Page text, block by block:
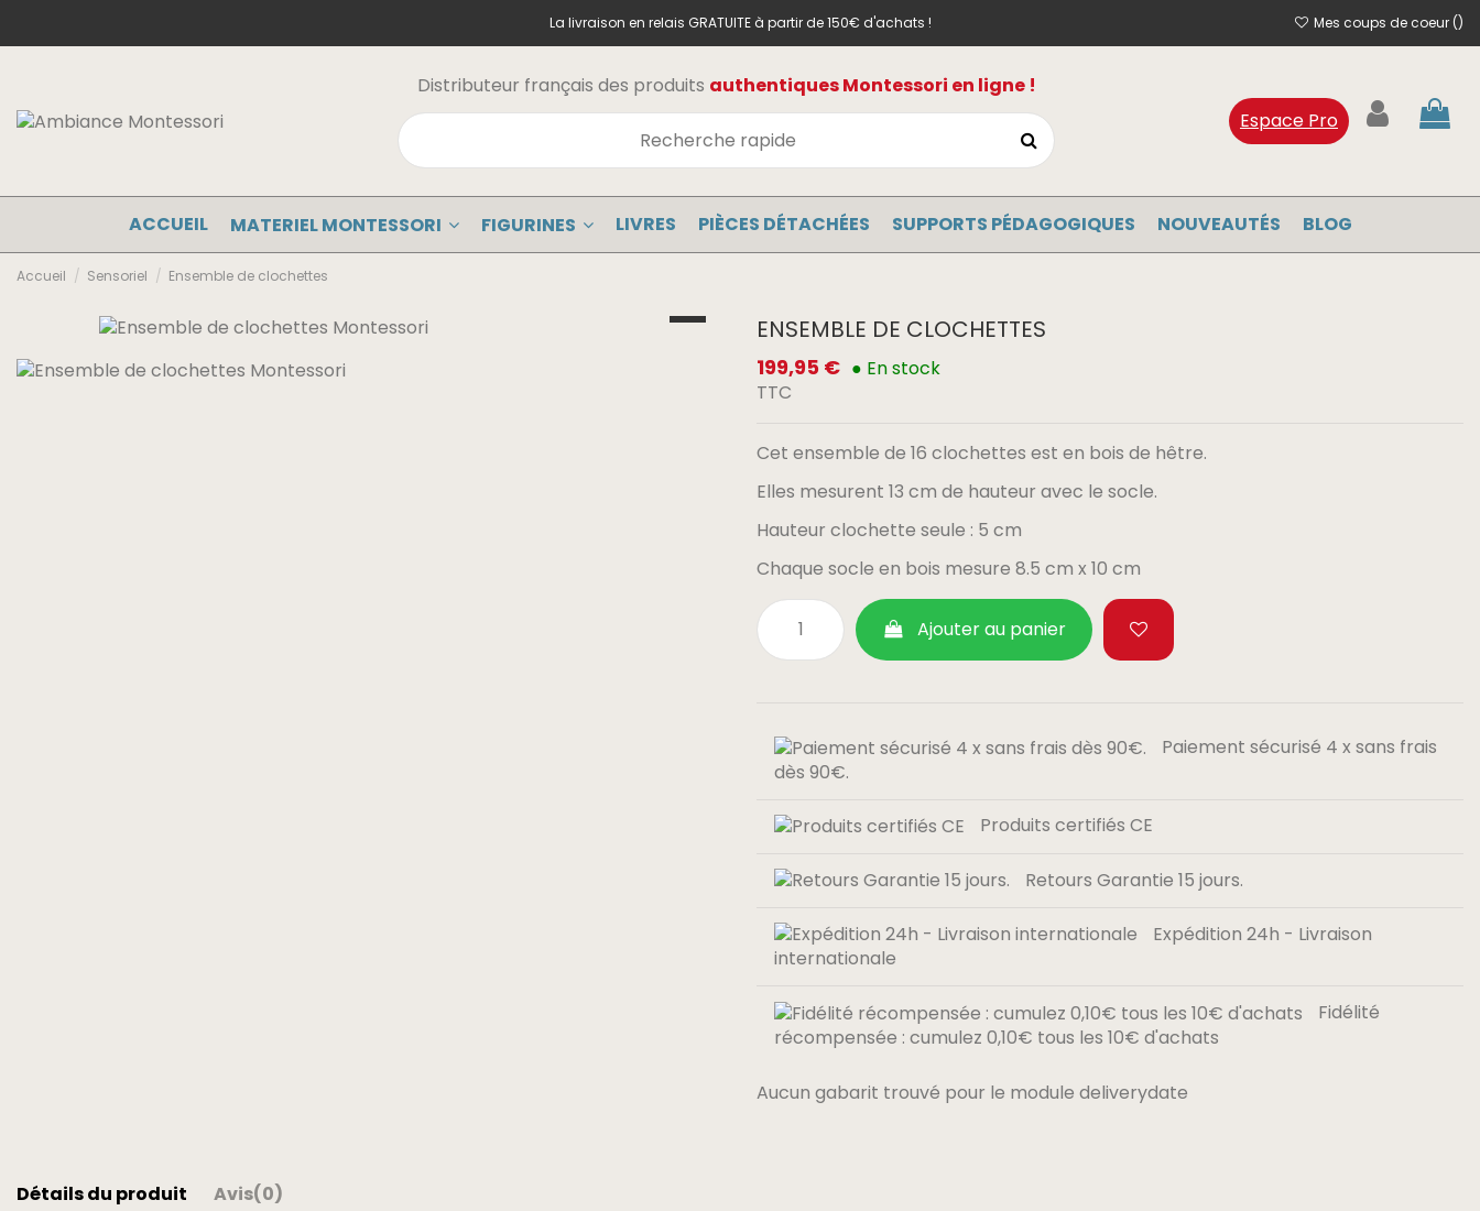
La livraison en relais GRATUITE à partir de 150€ d'achats ! Mes coups de coeur ()
Distributeur français des produits authentiques Montessori en ligne !
Espace Pro
ACCUEIL MATERIEL MONTESSORI FIGURINES LIVRES PIÈCES DÉTACHÉES SUPPORTS PÉDAGOGIQUES NOUVEAUTÉS BLOG
Accueil Sensoriel Ensemble de clochettes
ENSEMBLE DE CLOCHETTES
199,95 € ● En stock
TTC
Cet ensemble de 16 clochettes est en bois de hêtre.
Elles mesurent 13 cm de hauteur avec le socle.
Hauteur clochette seule : 5 cm
Chaque socle en bois mesure 8.5 cm x 10 cm
Ajouter au panier
Paiement sécurisé 4 x sans frais
dès 90€.
Produits certifiés CE
Retours Garantie 15 jours.
Expédition 24h - Livraison
internationale
Fidélité
récompensée : cumulez 0,10€ tous les 10€ d'achats
Aucun gabarit trouvé pour le module deliverydate
Détails du produit Avis(0)